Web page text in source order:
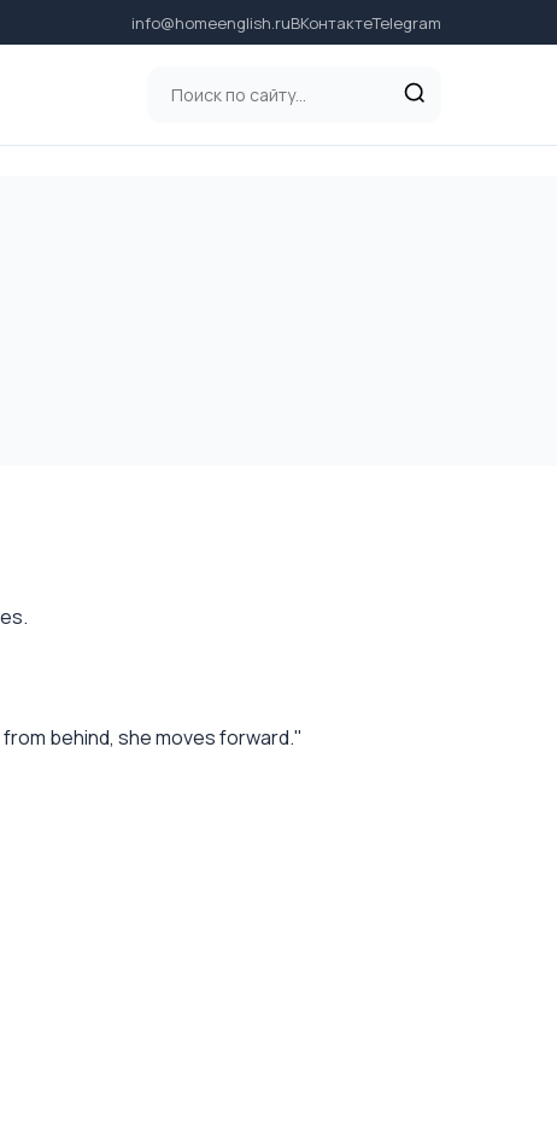
info@homeenglish.ruВКонтактеTelegram
behind, she moves forward."